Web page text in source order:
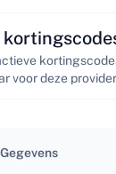
voor deze
Gegevens